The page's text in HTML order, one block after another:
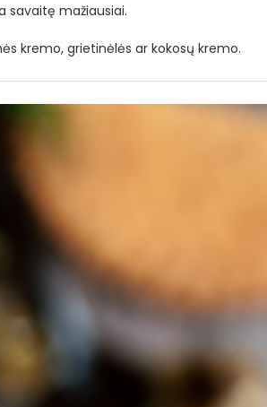
savaitę mažiausiai.
kremo, grietinėlės ar kokosų kremo.